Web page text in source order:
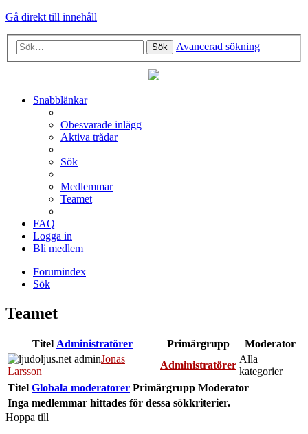
Gå direkt till innehåll
Sök Avancerad sökning
Snabblänkar
Obesvarade inlägg
Aktiva trådar
Sök
Medlemmar
Teamet
FAQ
Logga in
Bli medlem
Forumindex
Sök
Teamet
Titel Administratörer Primärgrupp
Moderator
Jonas
Larsson
Administratörer
Alla
kategorier
Titel Globala moderatorer Primärgrupp Moderator
Inga medlemmar hittades för dessa sökkriterier.
Hoppa till